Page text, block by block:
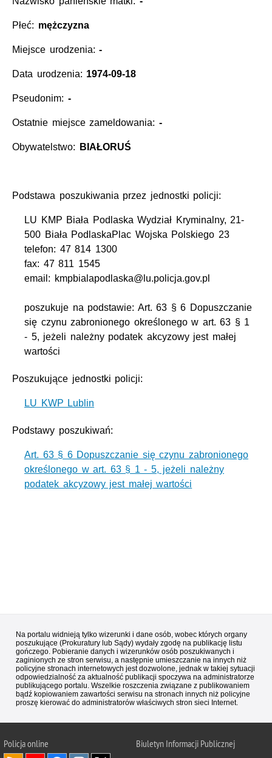
Płeć: mężczyzna
Miejsce urodzenia:-
Data urodzenia: 1974-09-18
Pseudonim: -
Ostatnie miejsce zameldowania: -
Obywatelstwo: BIAŁORUŚ
Podstawa poszukiwania przez jednostki policji:
LU KMP Biała Podlaska Wydział Kryminalny, 21-
500 Biała PodlaskaPlac Wojska Polskiego 23
telefon: 47 814 1300
fax: 47 811 1545
email: kmpbialapodlaska@lu.policja.gov.pl
poszukuje na podstawie: Art. 63 § 6 Dopuszczanie
się czynu zabronionego określonego w art. 63 § 1
- 5, jeżeli należny podatek akcyzowy jest małej
wartości
Poszukujące jednostki policji:
LU KWP Lublin
Podstawy poszukiwań:
Art. 63 § 6 Dopuszczanie się czynu zabronionego
określonego w art. 63 § 1 - 5, jeżeli należny
podatek akcyzowy jest małej wartości
Na portalu widnieją tylko wizerunki i dane osób, wobec których organy
poszukujące (Prokuratury lub Sądy) wydały zgodę na publikację listu
gończego. Pobieranie danych i wizerunków osób poszukiwanych i
zaginionych ze stron serwisu, a następnie umieszczanie na innych niż
policyjne stronach internetowych jest dozwolone, jednak w takiej sytuacji
odpowiedzialność za aktualność publikacji spoczywa na administratorze
publikującego portalu. Wszelkie roszczenia związane z publikowaniem
bądź kopiowaniem zawartości serwisu na stronach innych niż policyjne
proszę kierować do administratorów właściwych stron sieci Internet.
Policjaonline Biuletyn Informacji Publicznej